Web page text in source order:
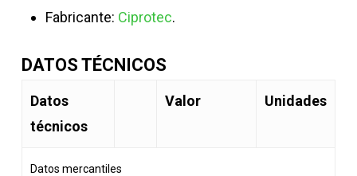
Fabricante: Ciprotec.
DATOS TÉCNICOS
Datos
técnicos
Valor Unidades
Datos mercantiles